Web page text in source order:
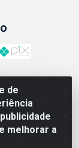
de
melhorar a
- CNPJ:
1045 -
124